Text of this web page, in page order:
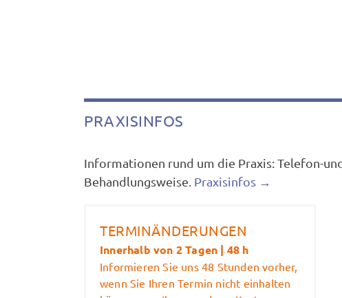
PRAXISINFOS
Informationen rund um die Praxis: Telefon-
Behandlungsweise. Praxisinfos →
TERMINÄNDERUNGEN
Innerhalb von 2 Tagen | 48 h
Informieren Sie uns 48 Stunden vorher,
wenn Sie Ihren Termin nicht einhalten